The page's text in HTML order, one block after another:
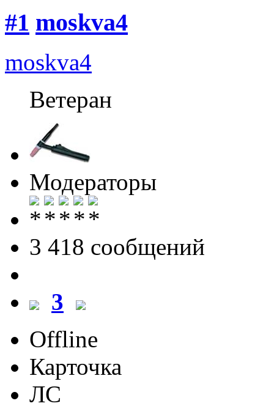
#1 moskva4
moskva4
Ветеран
Модераторы
3 418 cообщений
3
Offline
Карточка
ЛС